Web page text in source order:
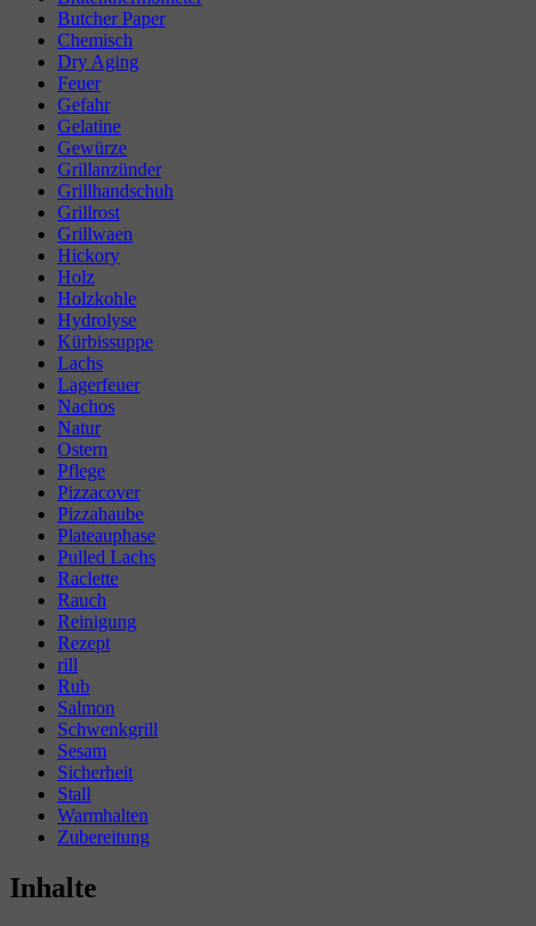
Butcher Paper
Chemisch
Dry Aging
Feuer
Gefahr
Gelatine
Gewürze
Grillanzünder
Grillhandschuh
Grillrost
Grillwaen
Hickory
Holz
Holzkohle
Hydrolyse
Kürbissuppe
Lachs
Lagerfeuer
Nachos
Natur
Ostern
Pflege
Pizzacover
Pizzahaube
Plateauphase
Pulled Lachs
Raclette
Rauch
Reinigung
Rezept
rill
Rub
Salmon
Schwenkgrill
Sesam
Sicherheit
Stall
Warmhalten
Zubereitung
Inhalte